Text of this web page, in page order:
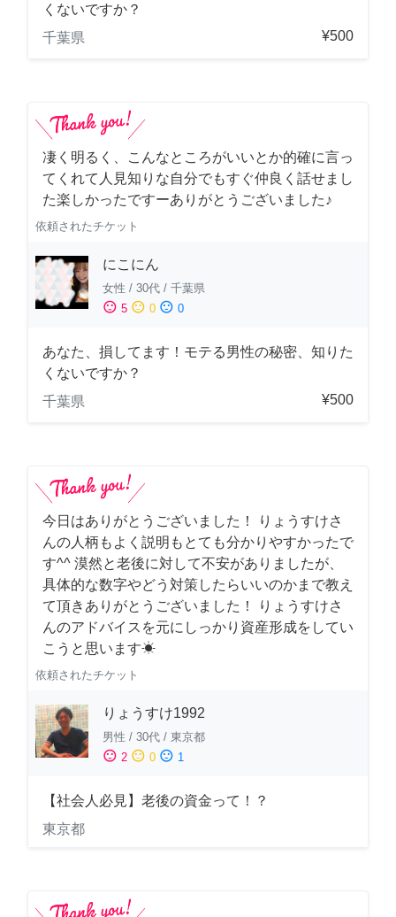
くないですか？
千葉県
¥500
凄く明るく、こんなところがいいとか的確に言っ
てくれて人見知りな自分でもすぐ仲良く話せまし
た楽しかったですーありがとうございました♪
依頼されたチケット
にこにん
女性 / 30代 / 千葉県
sentiment_satisfied 5 sentiment_neutral 0 sentiment_dissatisfied 0
あなた、損してます！モテる男性の秘密、知りた
くないですか？
千葉県
¥500
今日はありがとうございました！ りょうすけさ
んの人柄もよく説明もとても分かりやすかったで
す^^ 漠然と老後に対して不安がありましたが、
具体的な数字やどう対策したらいいのかまで教え
て頂きありがとうございました！ りょうすけさ
んのアドバイスを元にしっかり資産形成をしてい
こうと思います☀︎
依頼されたチケット
りょうすけ1992
男性 / 30代 / 東京都
sentiment_satisfied 2 sentiment_neutral 0 sentiment_dissatisfied 1
【社会人必見】老後の資金って！？
東京都